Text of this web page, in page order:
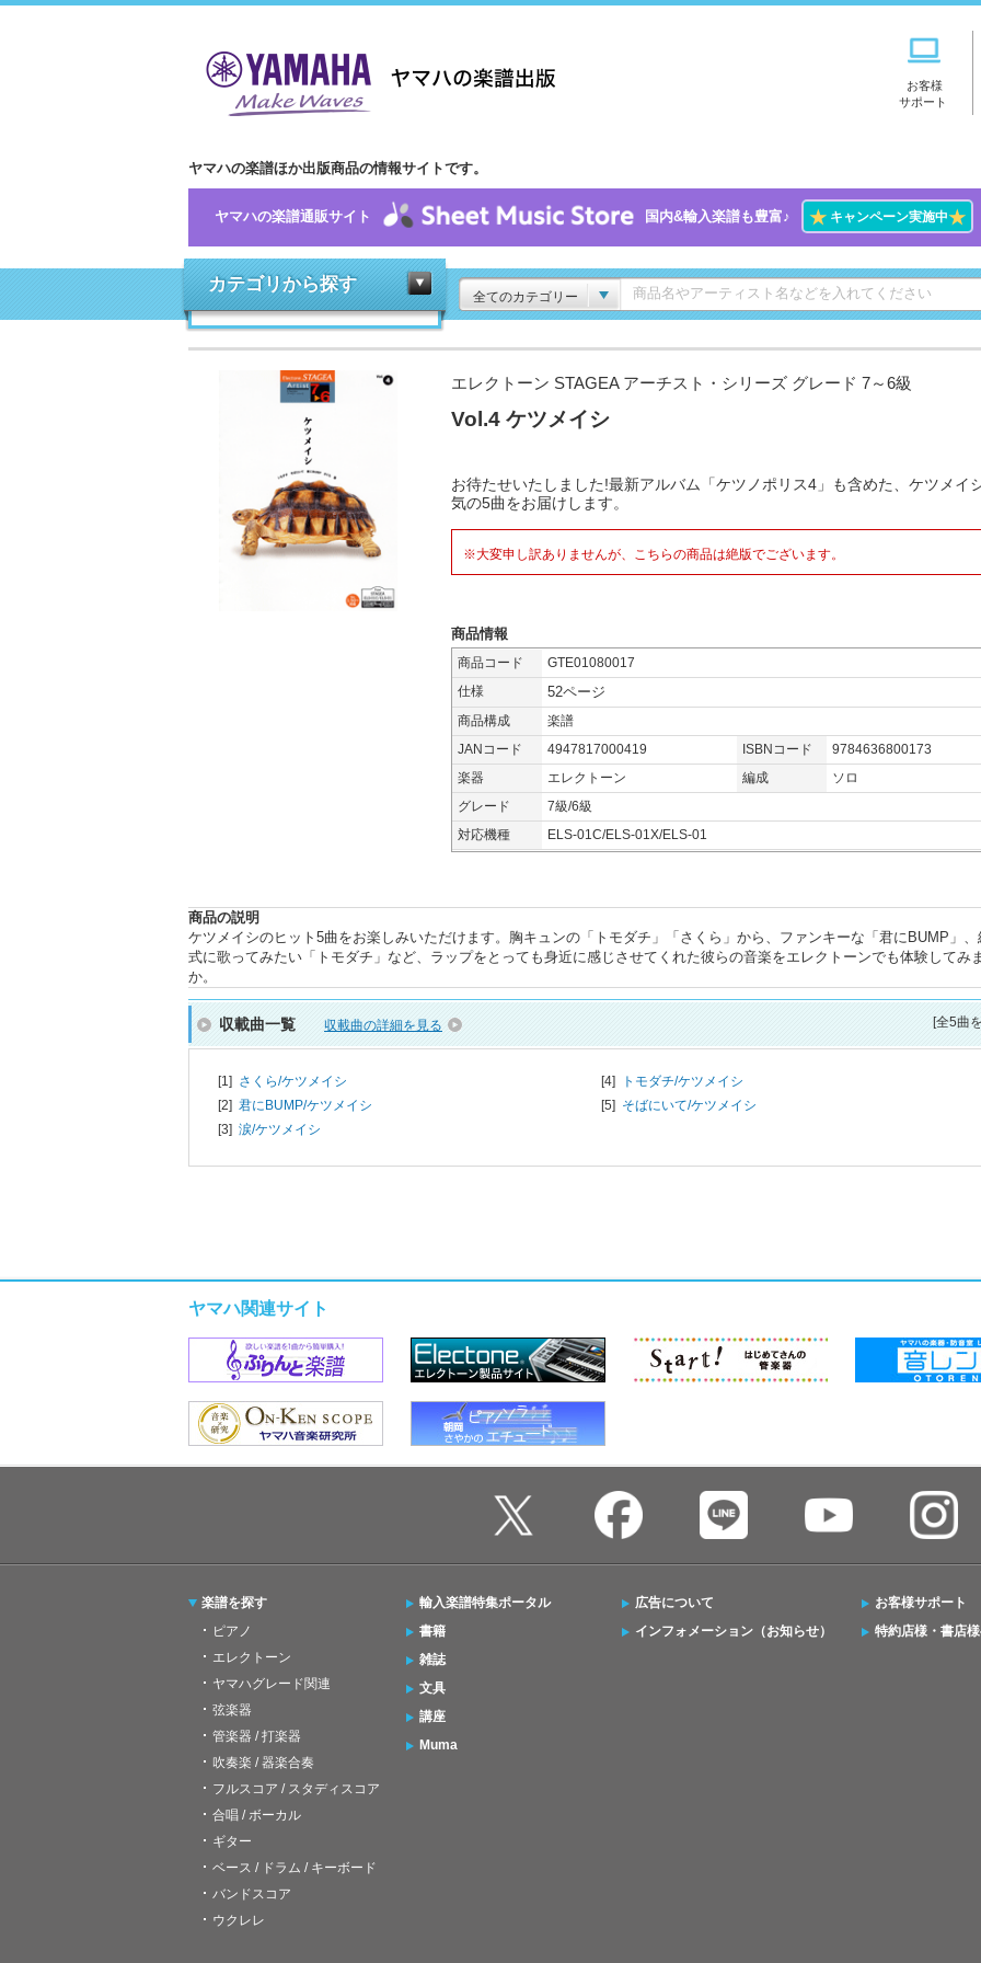
お客様
サポート
ヤマハの楽譜ほか出版商品の情報サイトです。
ヤマハの楽譜通販サイト 国内&輸入楽譜も豊富♪ ★キャンペーン実施中★
カテゴリから探す
全てのカテゴリー
エレクトーン STAGEA アーチスト・シリーズ グレード 7～6級
Vol.4 ケツメイシ
お待たせいたしました!最新アルバム「ケツノポリス4」も含めた、ケツメイ
気の5曲をお届けします。
※大変申し訳ありませんが、こちらの商品は絶版でございます。
商品情報
商品コード
GTE01080017
仕様
52ページ
商品構成
楽譜
JANコード
4947817000419 ISBNコード
9784636800173
楽器
エレクトーン 編成
ソロ
グレード
7級/6級
対応機種
ELS-01C/ELS-01X/ELS-01
商品の説明
ケツメイシのヒット5曲をお楽しみいただけます。胸キュンの「トモダチ」「さくら」から、ファンキーな「君にBUMP」、
式に歌ってみたい「トモダチ」など、ラップをとっても身近に感じさせてくれた彼らの音楽をエレクトーンでも体験してみ
か。
収載曲一覧 収載曲の詳細を見る [全5曲
[1] さくら/ケツメイシ
[2] 君にBUMP/ケツメイシ
[3] 涙/ケツメイシ
[4] トモダチ/ケツメイシ
[5] そばにいて/ケツメイシ
ヤマハ関連サイト
楽譜を探す
ピアノ
エレクトーン
ヤマハグレード関連
弦楽器
管楽器 / 打楽器
吹奏楽 / 器楽合奏
フルスコア / スタディスコア
合唱 / ボーカル
ギター
ベース / ドラム / キーボード
バンドスコア
ウクレレ
輸入楽譜特集ポータル
書籍
雑誌
文具
講座
Muma
広告について
インフォメーション（お知らせ）
お客様サポート
特約店様・書店